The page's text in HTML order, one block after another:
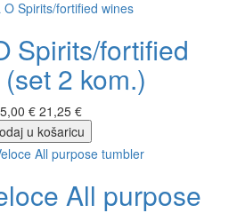
Spirits/fortified
2 kom.)
€ 21,25 €
u košaricu
All purpose